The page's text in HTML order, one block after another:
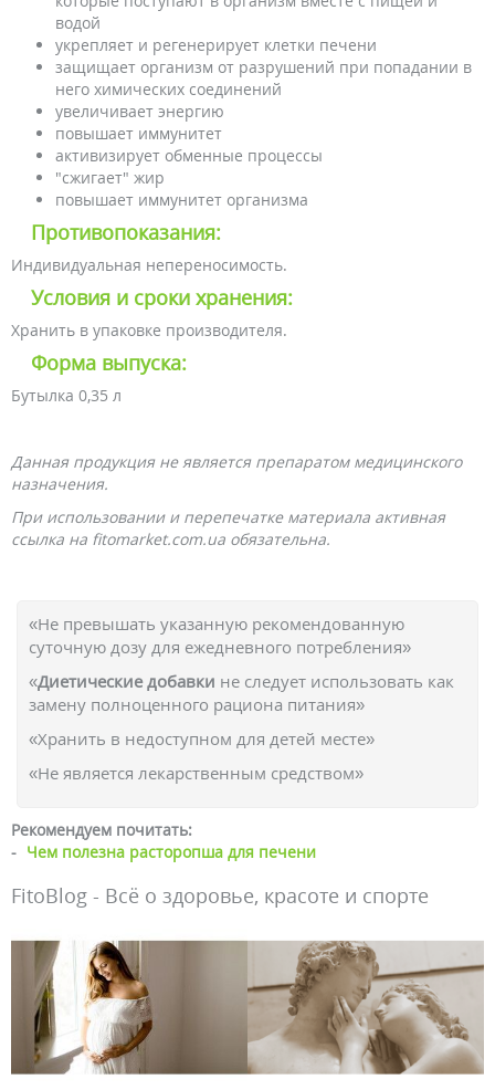
водой
укрепляет и регенерирует клетки печени
защищает организм от разрушений при попадании в
него химических соединений
увеличивает энергию
повышает иммунитет
активизирует обменные процессы
"сжигает" жир
повышает иммунитет организма
Противопоказания:
Индивидуальная непереносимость.
Условия и сроки хранения:
Хранить в упаковке производителя.
Форма выпуска:
Бутылка 0,35 л
Данная продукция не является препаратом медицинского
назначения.
При использовании и перепечатке материала активная
ссылка на fitomarket.com.ua обязательна.
«Не превышать указанную рекомендованную
суточную дозу для ежедневного потребления»
«Диетические добавки не следует использовать как
замену полноценного рациона питания»
«Хранить в недоступном для детей месте»
«Не является лекарственным средством»
Рекомендуем почитать:
- Чем полезна расторопша для печени
FitoBlog - Всё о здоровье, красоте и спорте